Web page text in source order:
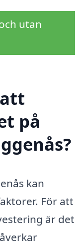
utan
på
kan
För att
är det